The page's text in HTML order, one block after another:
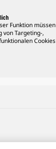
Funktion müssen
von Targeting-,
Cookies